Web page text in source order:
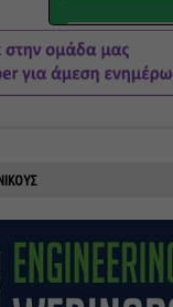
Τιμή από:
Διάρκεια: 16